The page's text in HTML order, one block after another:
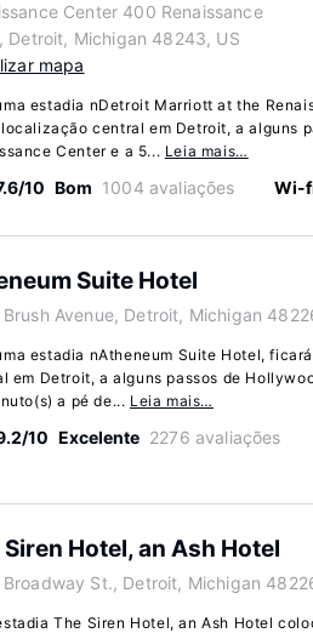
Center 400 Renaissance
Detroit, Michigan 48243, US
mapa
estadia nDetroit Marriott at the
localização central em Detroit, a alguns
Center e a 5... Leia mais…
10 Bom 1004 avaliações Wi-
Suite Hotel
Avenue, Detroit, Michigan
estadia nAtheneum Suite Hotel,
em Detroit, a alguns passos de
a pé de... Leia mais…
10 Excelente 2276 avaliações
Hotel, an Ash Hotel
St., Detroit, Michigan
The Siren Hotel, an Ash Hotel